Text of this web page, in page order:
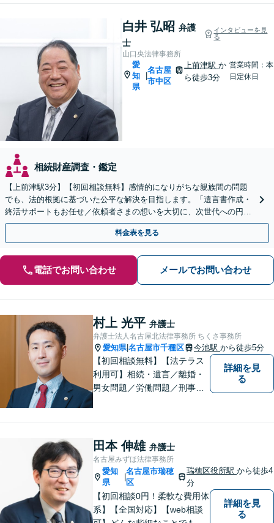
白井 弘昭 弁護
士
インタビューを見
る
山口央法律事務所
愛
知
県
|
名古屋
市中区
上前津駅か
ら徒歩3分
営業時間：本
日定休日
相続財産調査・鑑定
【上前津駅3分】【初回相談無料】感情的になりがちな親族間の問題
でも、法的根拠に基づいた公平な解決を目指します。「遺言書作成・
終活サポートもお任せ／依頼者さまの想いを大切に、次世代への円滑
な財産承継をお手伝いします」【休日・夜間相談可】
料金表を見る
電話でお問い合わせ メールでお問い合わせ
村上 光平 弁護士
弁護士法人名古屋北法律事務所 ちくさ事務所
愛知県|名古屋市千種区 今池駅 から徒歩5分
【初回相談無料】【法テラス
利用可】相続・遺言／離婚・
男女問題／労働問題／刑事事
ご提供。小さなお困り事でも
構いません【夜間・休日面
談】【完全個室】【今池駅3
分】
詳細を見
る
田本 伸雄 弁護士
名古屋みずほ法律事務所
愛知
県
名古屋市瑞穂
区
瑞穂区役所駅から徒歩4
分
【初回相談0円！柔軟な費用体
系】【全国対応】【web相談
詳細を見
る